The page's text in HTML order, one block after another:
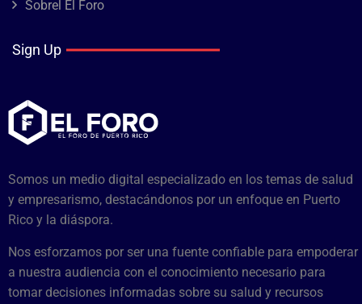
Sobrel El Foro
Sign Up
Somos un medio digital especializado en los temas de salud
y empresarismo, destacándonos por un enfoque en Puerto
Rico y la diáspora.
Nos esforzamos por ser una fuente confiable para empoderar
a nuestra audiencia con el conocimiento necesario para
tomar decisiones informadas sobre su salud y recursos